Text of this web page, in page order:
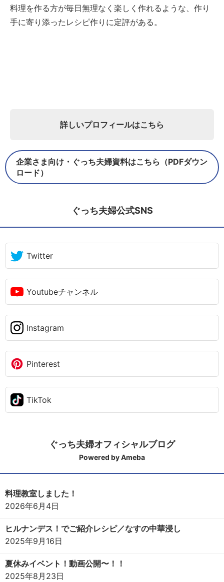
料理を作る方が毎日無理なく楽しく作れるような、作り
手に寄り添ったレシピ作りに定評がある。
詳しいプロフィールはこちら
企業さま向け・ぐっち夫婦資料はこちら（PDFダウン
ロード）
ぐっち夫婦公式SNS
Twitter
Youtubeチャンネル
Instagram
Pinterest
TikTok
ぐっち夫婦オフィシャルブログ
Powered by Ameba
料理教室しました！
2026年6月4日
ヒルナンデス！でご紹介レシピ／なすの中華浸し
2025年9月16日
夏休みイベント！動画公開〜！！
2025年8月23日